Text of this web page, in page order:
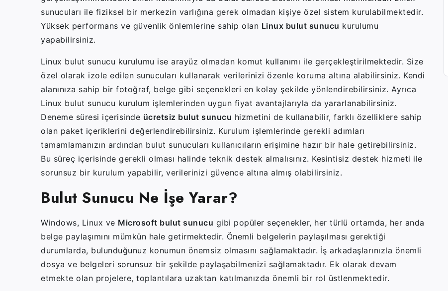
sunucuları ile fiziksel bir merkezin varlığına gerek olmadan kişiye özel sistem kurulabilmektedir.
Yüksek performans ve güvenlik önlemlerine sahip olan Linux bulut sunucu kurulumu
yapabilirsiniz.
Linux bulut sunucu kurulumu ise arayüz olmadan komut kullanımı ile gerçekleştirilmektedir. Size
özel olarak izole edilen sunucuları kullanarak verilerinizi özenle koruma altına alabilirsiniz. Kendi
alanınıza sahip bir fotoğraf, belge gibi seçenekleri en kolay şekilde yönlendirebilirsiniz. Ayrıca
Linux bulut sunucu kurulum işlemlerinden uygun fiyat avantajlarıyla da yararlanabilirsiniz.
Deneme süresi içerisinde ücretsiz bulut sunucu hizmetini de kullanabilir, farklı özelliklere sahip
olan paket içeriklerini değerlendirebilirsiniz. Kurulum işlemlerinde gerekli adımları
tamamlamanızın ardından bulut sunucuları kullanıcıların erişimine hazır bir hale getirebilirsiniz.
Bu süreç içerisinde gerekli olması halinde teknik destek almalısınız. Kesintisiz destek hizmeti ile
sorunsuz bir kurulum yapabilir, verilerinizi güvence altına almış olabilirsiniz.
Bulut Sunucu Ne İşe Yarar?
Windows, Linux ve Microsoft bulut sunucu gibi popüler seçenekler, her türlü ortamda, her anda
belge paylaşımını mümkün hale getirmektedir. Önemli belgelerin paylaşılması gerektiği
durumlarda, bulunduğunuz konumun önemsiz olmasını sağlamaktadır. İş arkadaşlarınızla önemli
dosya ve belgeleri sorunsuz bir şekilde paylaşabilmenizi sağlamaktadır. Ek olarak devam
etmekte olan projelere, toplantılara uzaktan katılmanızda önemli bir rol üstlenmektedir.